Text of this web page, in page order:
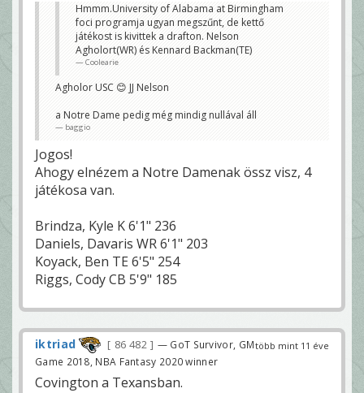
Hmmm.University of Alabama at Birmingham
foci programja ugyan megszűnt, de kettő
játékost is kivittek a drafton. Nelson
Agholort(WR) és Kennard Backman(TE)
Coolearie
Agholor USC 😊 JJ Nelson
a Notre Dame pedig még mindig nullával áll
baggio
Jogos!
Ahogy elnézem a Notre Damenak össz visz, 4
játékosa van.
Brindza, Kyle K 6'1" 236
Daniels, Davaris WR 6'1" 203
Koyack, Ben TE 6'5" 254
Riggs, Cody CB 5'9" 185
több mint 11 éve
iktriad 86 482
— GoT Survivor, GM
Game 2018, NBA Fantasy 2020 winner
Covington a Texansban.